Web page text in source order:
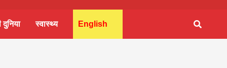
स्वास्थ्य English